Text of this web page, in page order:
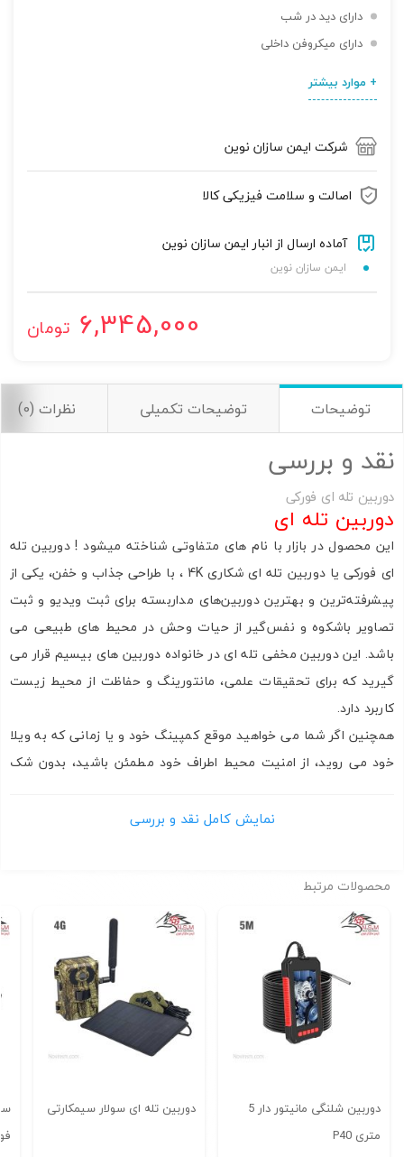
دارای دید در شب
دارای میکروفن داخلی
+ موارد بیشتر
شرکت ایمن سازان نوین
اصالت و سلامت فیزیکی کالا
آماده ارسال از انبار ایمن سازان نوین
ایمن سازان نوین
6,345,000 تومان
توضیحات توضیحات تکمیلی نظرات (0)
نقد و بررسی
دوربین تله ای فورکی
دوربین تله ای
این محصول در بازار با نام های متفاوتی شناخته میشود ! دوربین تله
ای فورکی یا دوربین تله ای شکاری 4K ، با طراحی جذاب و خفن، یکی از
پیشرفته‌ترین و بهترین دوربین‌های مداربسته برای ثبت ویدیو و ثبت
تصاویر باشکوه و نفس‌گیر از حیات وحش در محیط‌ های طبیعی می
باشد. این دوربین مخفی تله ای در خانواده دوربین های بیسیم قرار می
گیرید که برای تحقیقات علمی، مانتورینگ و حفاظت از محیط زیست
کاربرد دارد.
همچنین اگر شما می خواهید موقع کمپینگ خود و یا زمانی که به ویلا
خود می روید، از امنیت محیط اطراف خود مطمئن باشید، بدون شک
خواهد بود. زیرا دوربین تله ای شکاری 4K برای ثبت ویدیو و عکسبرداری
تواند در شرایط های مختلف محیطی قرار گیرد و خود را با محیط اطراف
سازگار سازد.
دوربین تله ای 4K دارای عملکردهای متعددی مانند تاخیر ضبط، زمان
ضبط هدف، تایم لپ، برداشت بی پایان، ضبط صدا و محافظت از رمز
عبور است و می تواند زمان، تاریخ، شماره سریال و دما را به صورت
واقعی نمایش دهد.
نمایش کامل نقد و بررسی
محصولات مرتبط
دوربین شلنگی مانیتور دار 5
متری P40
دوربین تله ای سولار سیمکارتی
ارسال به ایمیل
ارسال
به من از طریق پیامک اطلاع بده
تصاویر رسمی